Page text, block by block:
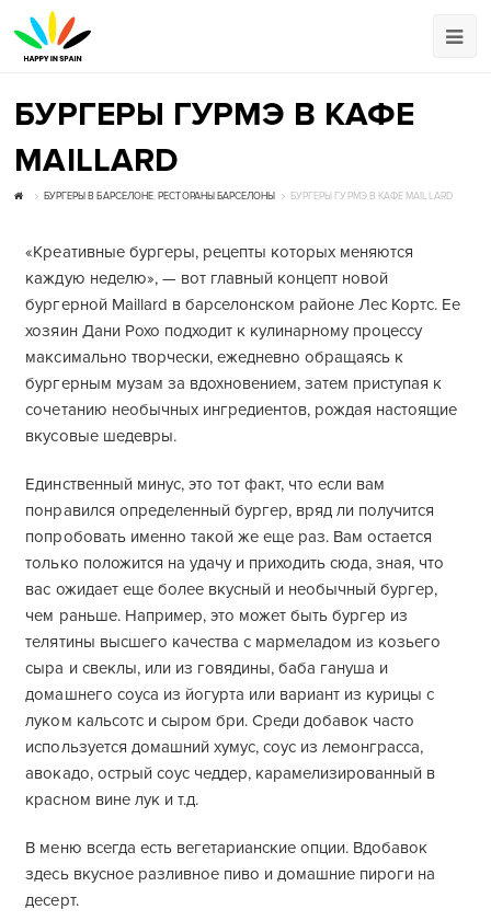
БУРГЕРЫ ГУРМЭ В КАФЕ
MAILLARD
БУРГЕРЫ В БАРСЕЛОНЕ, РЕСТОРАНЫ БАРСЕЛОНЫ БУРГЕРЫ ГУРМЭ В КАФЕ MAILLARD
«Креативные бургеры, рецепты которых меняются
каждую неделю», — вот главный концепт новой
бургерной Maillard в барселонском районе Лес Кортс. Ее
хозяин Дани Рохо подходит к кулинарному процессу
максимально творчески, ежедневно обращаясь к
бургерным музам за вдохновением, затем приступая к
сочетанию необычных ингредиентов, рождая настоящие
вкусовые шедевры.
Единственный минус, это тот факт, что если вам
понравился определенный бургер, вряд ли получится
попробовать именно такой же еще раз. Вам остается
только положится на удачу и приходить сюда, зная, что
вас ожидает еще более вкусный и необычный бургер,
чем раньше. Например, это может быть бургер из
телятины высшего качества с мармеладом из козьего
сыра и свеклы, или из говядины, баба гануша и
домашнего соуса из йогурта или вариант из курицы с
луком кальсотс и сыром бри. Среди добавок часто
используется домашний хумус, соус из лемонграсса,
авокадо, острый соус чеддер, карамелизированный в
красном вине лук и т.д.
В меню всегда есть вегетарианские опции. Вдобавок
здесь вкусное разливное пиво и домашние пироги на
десерт.